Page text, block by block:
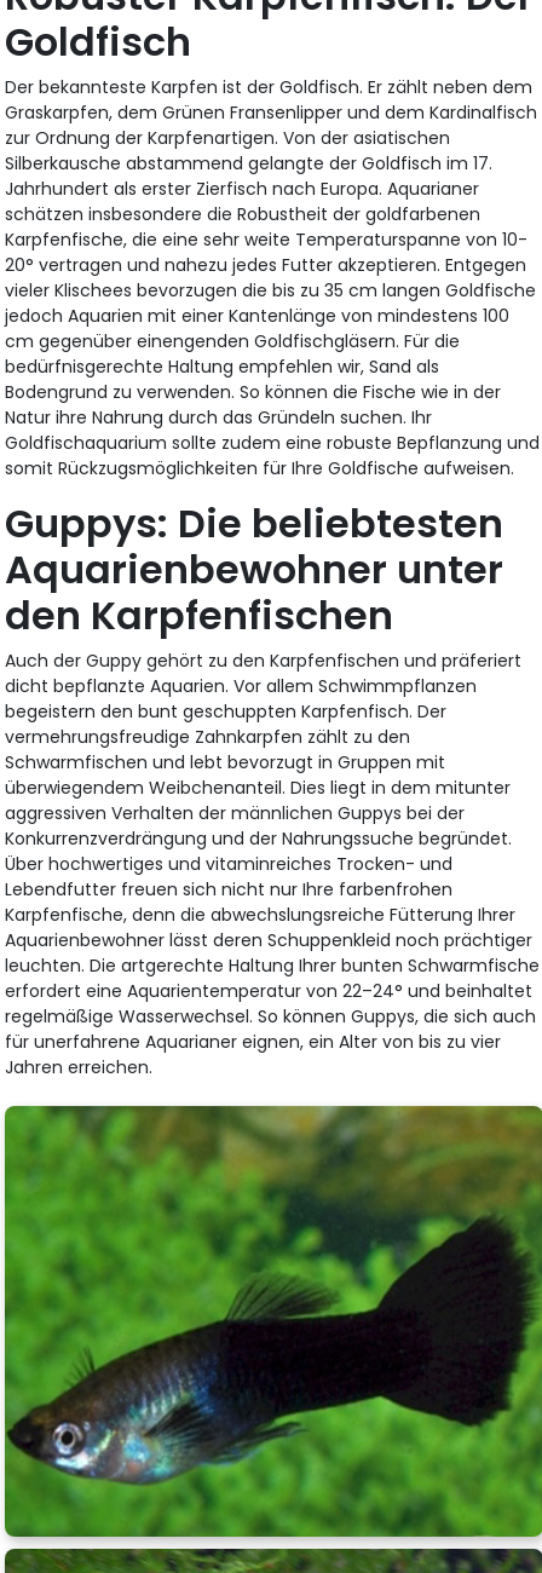
Goldfisch
Der bekannteste Karpfen ist der Goldfisch. Er zählt neben dem
Graskarpfen, dem Grünen Fransenlipper und dem Kardinalfisch
zur Ordnung der Karpfenartigen. Von der asiatischen
Silberkausche abstammend gelangte der Goldfisch im 17.
Jahrhundert als erster Zierfisch nach Europa. Aquarianer
schätzen insbesondere die Robustheit der goldfarbenen
Karpfenfische, die eine sehr weite Temperaturspanne von 10-
20° vertragen und nahezu jedes Futter akzeptieren. Entgegen
vieler Klischees bevorzugen die bis zu 35 cm langen Goldfische
jedoch Aquarien mit einer Kantenlänge von mindestens 100
cm gegenüber einengenden Goldfischgläsern. Für die
bedürfnisgerechte Haltung empfehlen wir, Sand als
Bodengrund zu verwenden. So können die Fische wie in der
Natur ihre Nahrung durch das Gründeln suchen. Ihr
Goldfischaquarium sollte zudem eine robuste Bepflanzung und
somit Rückzugsmöglichkeiten für Ihre Goldfische aufweisen.
Guppys: Die beliebtesten
Aquarienbewohner unter
den Karpfenfischen
Auch der Guppy gehört zu den Karpfenfischen und präferiert
dicht bepflanzte Aquarien. Vor allem Schwimmpflanzen
begeistern den bunt geschuppten Karpfenfisch. Der
vermehrungsfreudige Zahnkarpfen zählt zu den
Schwarmfischen und lebt bevorzugt in Gruppen mit
überwiegendem Weibchenanteil. Dies liegt in dem mitunter
aggressiven Verhalten der männlichen Guppys bei der
Konkurrenzverdrängung und der Nahrungssuche begründet.
Über hochwertiges und vitaminreiches Trocken- und
Lebendfutter freuen sich nicht nur Ihre farbenfrohen
Karpfenfische, denn die abwechslungsreiche Fütterung Ihrer
Aquarienbewohner lässt deren Schuppenkleid noch prächtiger
leuchten. Die artgerechte Haltung Ihrer bunten Schwarmfische
erfordert eine Aquarientemperatur von 22–24° und beinhaltet
regelmäßige Wasserwechsel. So können Guppys, die sich auch
für unerfahrene Aquarianer eignen, ein Alter von bis zu vier
Jahren erreichen.